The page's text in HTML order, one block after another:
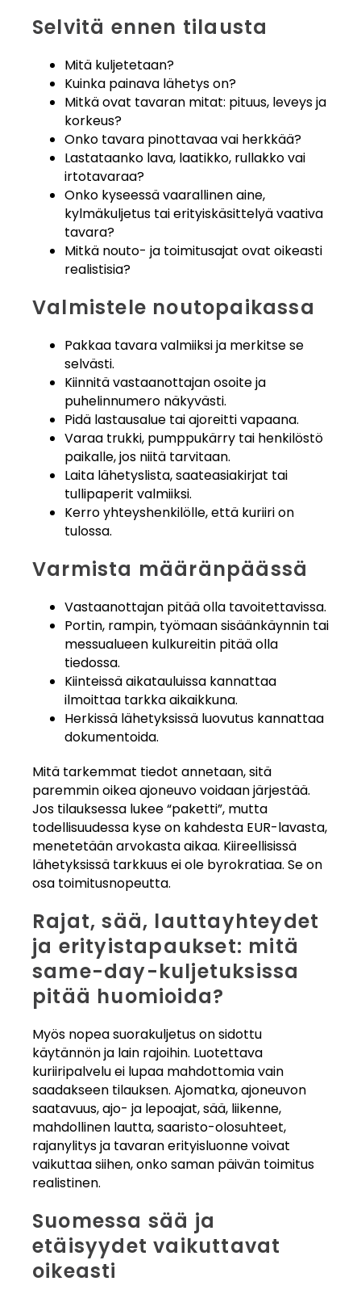
Selvitä ennen tilausta
Mitä kuljetetaan?
Kuinka painava lähetys on?
Mitkä ovat tavaran mitat: pituus, leveys ja
korkeus?
Onko tavara pinottavaa vai herkkää?
Lastataanko lava, laatikko, rullakko vai
irtotavaraa?
Onko kyseessä vaarallinen aine,
kylmäkuljetus tai erityiskäsittelyä vaativa
tavara?
Mitkä nouto- ja toimitusajat ovat oikeasti
realistisia?
Valmistele noutopaikassa
Pakkaa tavara valmiiksi ja merkitse se
selvästi.
Kiinnitä vastaanottajan osoite ja
puhelinnumero näkyvästi.
Pidä lastausalue tai ajoreitti vapaana.
Varaa trukki, pumppukärry tai henkilöstö
paikalle, jos niitä tarvitaan.
Laita lähetyslista, saateasiakirjat tai
tullipaperit valmiiksi.
Kerro yhteyshenkilölle, että kuriiri on
tulossa.
Varmista määränpäässä
Vastaanottajan pitää olla tavoitettavissa.
Portin, rampin, työmaan sisäänkäynnin tai
messualueen kulkureitin pitää olla
tiedossa.
Kiinteissä aikatauluissa kannattaa
ilmoittaa tarkka aikaikkuna.
Herkissä lähetyksissä luovutus kannattaa
dokumentoida.
Mitä tarkemmat tiedot annetaan, sitä
paremmin oikea ajoneuvo voidaan järjestää.
Jos tilauksessa lukee “paketti”, mutta
todellisuudessa kyse on kahdesta EUR-lavasta,
menetetään arvokasta aikaa. Kiireellisissä
lähetyksissä tarkkuus ei ole byrokratiaa. Se on
osa toimitusnopeutta.
Rajat, sää, lauttayhteydet
ja erityistapaukset: mitä
same-day-kuljetuksissa
pitää huomioida?
Myös nopea suorakuljetus on sidottu
käytännön ja lain rajoihin. Luotettava
kuriiripalvelu ei lupaa mahdottomia vain
saadakseen tilauksen. Ajomatka, ajoneuvon
saatavuus, ajo- ja lepoajat, sää, liikenne,
mahdollinen lautta, saaristo-olosuhteet,
rajanylitys ja tavaran erityisluonne voivat
vaikuttaa siihen, onko saman päivän toimitus
realistinen.
Suomessa sää ja
etäisyydet vaikuttavat
oikeasti